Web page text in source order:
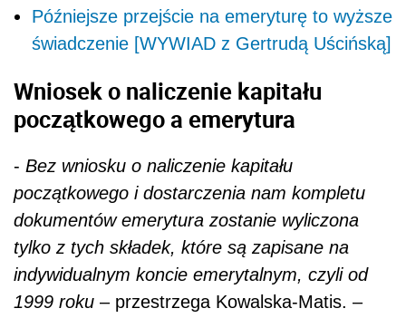
Późniejsze przejście na emeryturę to wyższe
świadczenie [WYWIAD z Gertrudą Uścińską]
Wniosek o naliczenie kapitału
początkowego a emerytura
- Bez wniosku o naliczenie kapitału
początkowego i dostarczenia nam kompletu
dokumentów emerytura zostanie wyliczona
tylko z tych składek, które są zapisane na
indywidualnym koncie emerytalnym, czyli od
1999 roku – przestrzega Kowalska-Matis. –